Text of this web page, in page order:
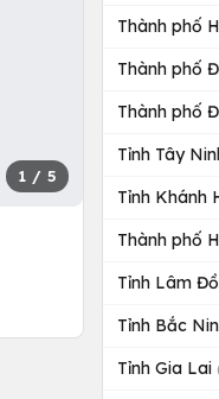
1 / 5
Thành phố
Thành phố
Thành phố
Tỉnh Tây
Tỉnh Khánh
Thành phố
Tỉnh Lâm
Tỉnh Bắc
Tỉnh Gia Lai